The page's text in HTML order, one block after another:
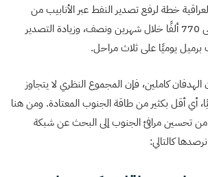
خطة لرفع تصدير النفط عبر الأنابيب من
220 ألف برميل يوميًا إلى 770 ألفًا خلال شهرين ونصف، وزيادة التصدير
كاملين، فإن المجموع النظري لا يتجاوز
أي أقل بكثير من طاقة الجنوب المعتادة. ومن هنا
من تحسين مرافئ الجنوب إلى البحث عن شبكة
كالتالي: